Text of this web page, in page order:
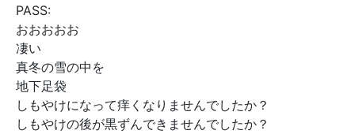
PASS:
おおおおお
凄い
真冬の雪の中を
地下足袋
しもやけになって痒くなりませんでしたか？
しもやけの後が黒ずんできませんでしたか？